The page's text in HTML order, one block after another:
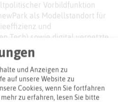
Vorbildfunktion
als Modellstandort für
und
Tech) sowie digital vernetzte
etablieren. Der newPark wird
entwickelt, der mit dem
für die Entwicklung zu
sein soll.
und Anzeigen zu
auf unsere Website zu
Cookies, wenn Sie fortfahren
mehr zu erfahren, lesen Sie bitte